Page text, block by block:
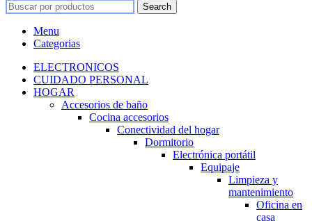
Search
Menu
Categorias
ELECTRONICOS
CUIDADO PERSONAL
HOGAR
Accesorios de baño
Cocina accesorios
Conectividad del hogar
Dormitorio
Electrónica portátil
Equipaje
Limpieza y
mantenimiento
Oficina en
casa